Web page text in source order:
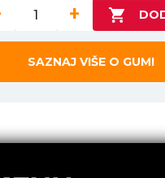
+
SAZNAJ VIŠE O GUMI